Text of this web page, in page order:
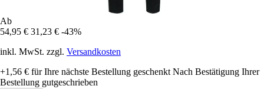
Ab
54,95 € 31,23 € -43%
inkl. MwSt. zzgl. Versandkosten
+1,56 € für Ihre nächste Bestellung geschenkt Nach Bestätigung Ihrer
Bestellung gutgeschrieben